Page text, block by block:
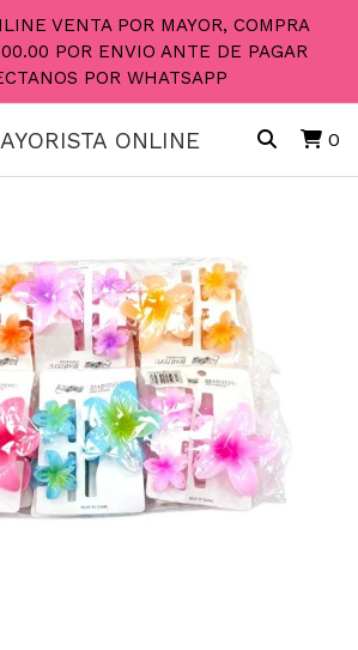
VENTA POR MAYOR, COMPRA
POR ENVIO ANTE DE PAGAR
POR WHATSAPP
ONLINE 0